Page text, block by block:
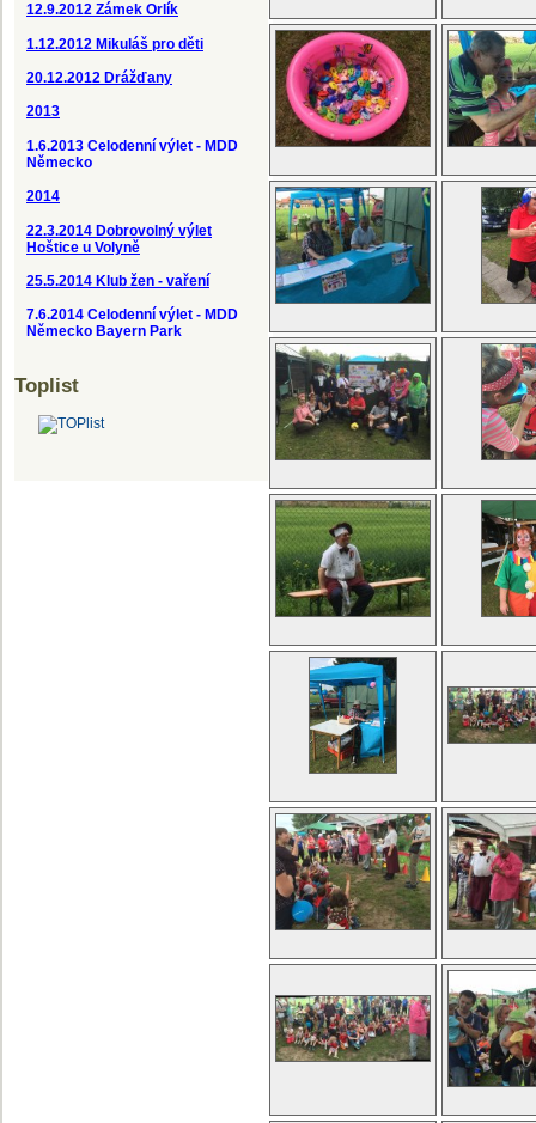
12.9.2012 Zámek Orlík
1.12.2012 Mikuláš pro děti
20.12.2012 Drážďany
2013
1.6.2013 Celodenní výlet - MDD
Německo
2014
22.3.2014 Dobrovolný výlet
Hoštice u Volyně
25.5.2014 Klub žen - vaření
7.6.2014 Celodenní výlet - MDD
Německo Bayern Park
Toplist